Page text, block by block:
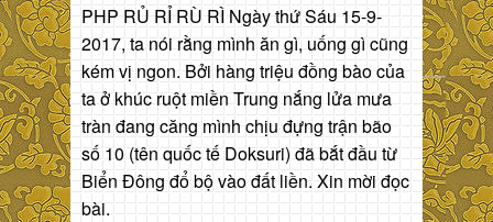
PHP RỦ RỈ RÙ RÌ Ngày thứ Sáu 15-9-
2017, ta nói rằng mình ăn gì, uống gì cũng
kém vị ngon. Bởi hàng triệu đồng bào của
ta ở khúc ruột miền Trung nắng lửa mưa
tràn đang căng mình chịu đựng trận bão
số 10 (tên quốc tế Doksuri) đã bắt đầu từ
Biển Đông đổ bộ vào đất liền. Xin mời đọc
bài.